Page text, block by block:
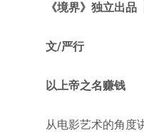
《境界》独立出品
文/严行
以上帝之名赚钱
从电影艺术的角度